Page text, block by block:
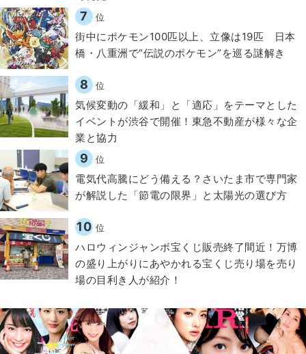
7 位
街中にポケモン100匹以上、立像は19匹 日本
橋・八重洲で“伝説のポケモン”を巡る謎解き
8 位
気候変動の「緩和」と「適応」をテーマとした
イベントが渋谷で開催！東急不動産が様々な企
業と協力
9 位
電気代高騰にどう備える？さいたま市で専門家
が解説した「節電の限界」と太陽光の選び方
10 位
ハロウィンジャンボ宝くじ販売終了間近！万博
の盛り上がりにあやかれる宝くじ売り場を売り
場の目利き人が紹介！